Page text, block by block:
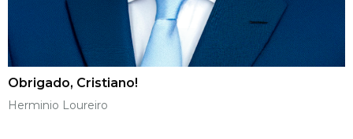
Obrigado, Cristiano!
Herminio Loureiro